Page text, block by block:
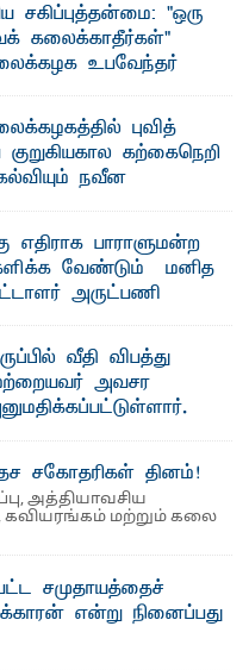
சகிப்புத்தன்மை: "ஒரு
–
உபவேந்தர்
கனவு என்னால்
ஒவ்வொரு மாணவரும் ...
புவித்
கற்கைநெறி
நவீன
கலை மற்றும் கலாசார
...
எதிராக பாராளுமன்ற
வேண்டும் – மனித
அருட்பணி
அரசுசாரா
சட்டமூலத்தை ...
வீதி விபத்து
மற்றையவர் அவசர
சகோதரிகள் தினம்!
அத்தியாவசிய
மற்றும் கலை
சமுதாயத்தைச்
என்று நினைப்பது